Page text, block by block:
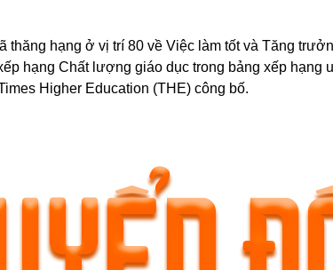
thăng hạng ở vị trí 80 về Việc làm tốt và Tăng
hạng Chất lượng giáo dục trong bảng xếp hạng
Higher Education (THE) công bố.